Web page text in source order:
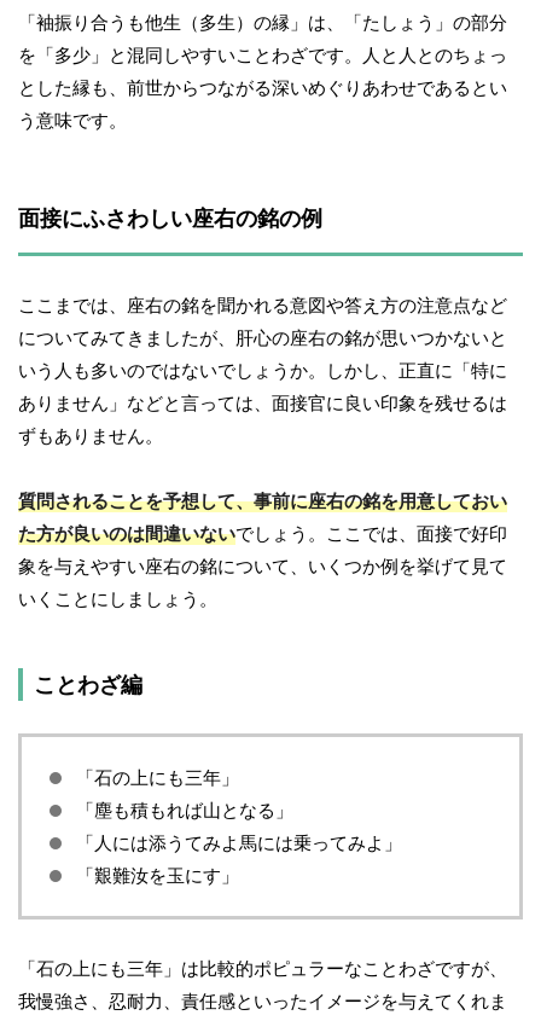
「袖振り合うも他生（多生）の縁」は、「たしょう」の部分
を「多少」と混同しやすいことわざです。人と人とのちょっ
とした縁も、前世からつながる深いめぐりあわせであるとい
う意味です。
面接にふさわしい座右の銘の例
ここまでは、座右の銘を聞かれる意図や答え方の注意点など
についてみてきましたが、肝心の座右の銘が思いつかないと
いう人も多いのではないでしょうか。しかし、正直に「特に
ありません」などと言っては、面接官に良い印象を残せるは
ずもありません。
質問されることを予想して、事前に座右の銘を用意しておい
た方が良いのは間違いないでしょう。ここでは、面接で好印
象を与えやすい座右の銘について、いくつか例を挙げて見て
いくことにしましょう。
ことわざ編
「石の上にも三年」
「塵も積もれば山となる」
「人には添うてみよ馬には乗ってみよ」
「艱難汝を玉にす」
「石の上にも三年」は比較的ポピュラーなことわざですが、
我慢強さ、忍耐力、責任感といったイメージを与えてくれま